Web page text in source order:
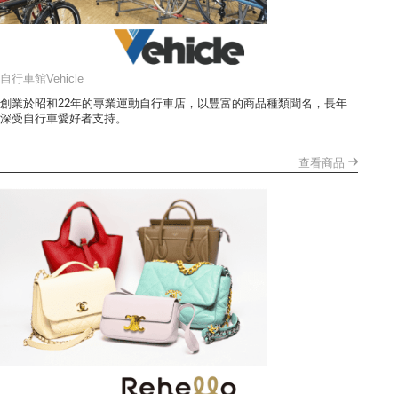
自行車館Vehicle
創業於昭和22年的專業運動自行車店，以豐富的商品種類聞名，長年
深受自行車愛好者支持。
查看商品